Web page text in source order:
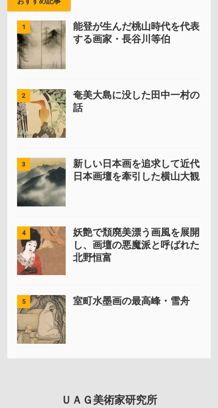
1
能登が生んだ桃山時代を代表
する画家・長谷川等伯
2
奄美大島に没した田中一村の
話
3
新しい日本画を追求して近代
日本画壇を牽引した横山大観
4
妖艶で頽廃美漂う画風を展開
し、画壇の悪魔派と呼ばれた
北野恒富
5 室町水墨画の最高峰・雪舟
ＵＡＧ美術家研究所